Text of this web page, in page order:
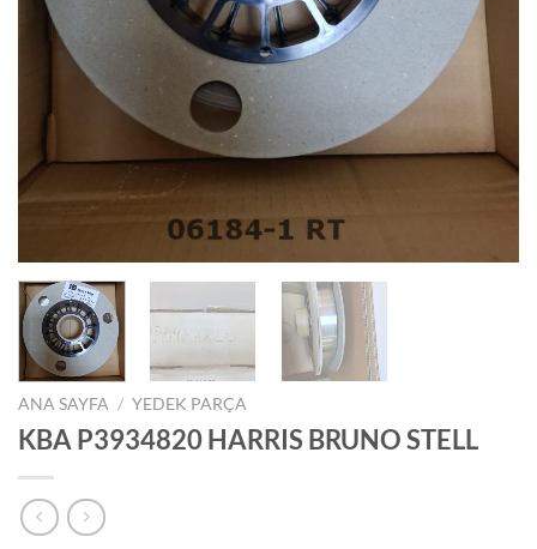
ANA SAYFA / YEDEK PARÇA
KBA P3934820 HARRIS BRUNO STELL